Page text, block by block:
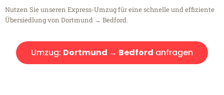
Nutzen Sie unseren Express-Umzug für eine schnelle und effiziente
Übersiedlung von Dortmund → Bedford.
Umzug: Dortmund → Bedford anfragen